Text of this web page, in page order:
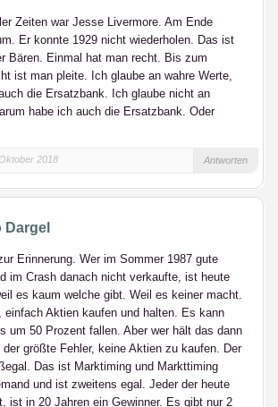
Zeiten war Jesse Livermore. Am Ende
Er konnte 1929 nicht wiederholen. Das ist
Bären. Einmal hat man recht. Bis zum
ist man pleite. Ich glaube an wahre Werte,
die Ersatzbank. Ich glaube nicht an
habe ich auch die Ersatzbank. Oder
2018 Antworten
Dargel
Erinnerung. Wer im Sommer 1987 gute
im Crash danach nicht verkaufte, ist heute
es kaum welche gibt. Weil es keiner macht.
einfach Aktien kaufen und halten. Es kann
um 50 Prozent fallen. Aber wer hält das dann
der größte Fehler, keine Aktien zu kaufen. Der
Das ist Marktiming und Markttiming
und ist zweitens egal. Jeder der heute
ist in 20 Jahren ein Gewinner. Es gibt nur 2